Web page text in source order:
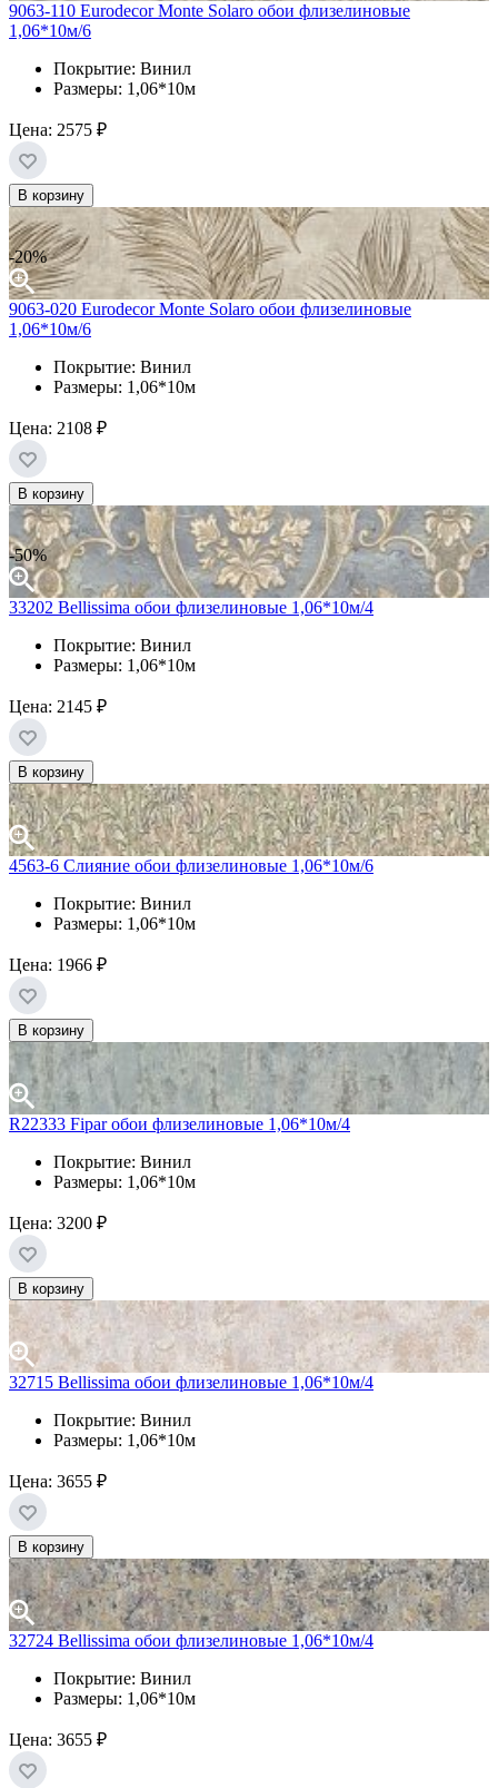
9063-110 Eurodecor Monte Solaro обои флизелиновые
1,06*10м/6
Покрытие: Винил
Размеры: 1,06*10м
Цена: 2575 ₽
В корзину
-20%
9063-020 Eurodecor Monte Solaro обои флизелиновые
1,06*10м/6
Покрытие: Винил
Размеры: 1,06*10м
Цена: 2108 ₽
В корзину
-50%
33202 Bellissima обои флизелиновые 1,06*10м/4
Покрытие: Винил
Размеры: 1,06*10м
Цена: 2145 ₽
В корзину
4563-6 Слияние обои флизелиновые 1,06*10м/6
Покрытие: Винил
Размеры: 1,06*10м
Цена: 1966 ₽
В корзину
R22333 Fipar обои флизелиновые 1,06*10м/4
Покрытие: Винил
Размеры: 1,06*10м
Цена: 3200 ₽
В корзину
32715 Bellissima обои флизелиновые 1,06*10м/4
Покрытие: Винил
Размеры: 1,06*10м
Цена: 3655 ₽
В корзину
32724 Bellissima обои флизелиновые 1,06*10м/4
Покрытие: Винил
Размеры: 1,06*10м
Цена: 3655 ₽